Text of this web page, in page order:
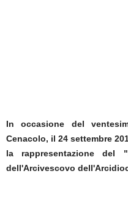
In occasione del
Cenacolo, il 24 settembre
la rappresentazione del
dell'Arcivescovo